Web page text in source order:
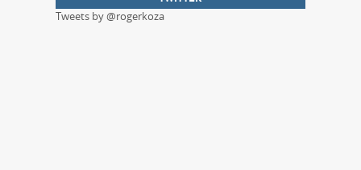
Tweets by @rogerkoza